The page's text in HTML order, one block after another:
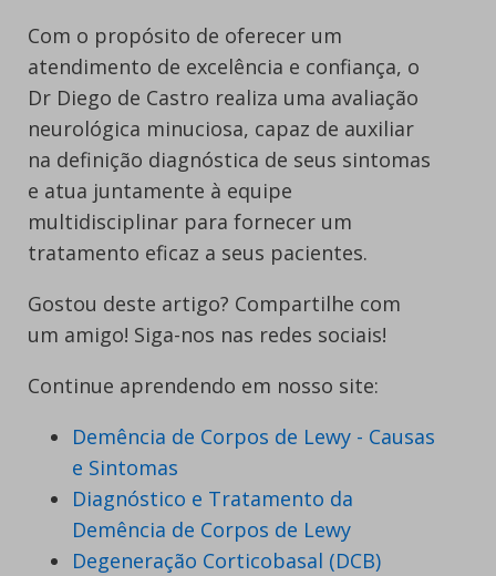
Com o propósito de oferecer um
atendimento de excelência e confiança, o
Dr Diego de Castro realiza uma avaliação
neurológica minuciosa, capaz de auxiliar
na definição diagnóstica de seus sintomas
e atua juntamente à equipe
multidisciplinar para fornecer um
tratamento eficaz a seus pacientes.
Gostou deste artigo? Compartilhe com
um amigo! Siga-nos nas redes sociais!
Continue aprendendo em nosso site:
Demência de Corpos de Lewy - Causas
e Sintomas
Diagnóstico e Tratamento da
Demência de Corpos de Lewy
Degeneração Corticobasal (DCB)